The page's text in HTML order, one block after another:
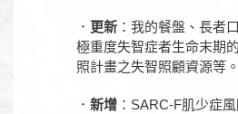
． 更新 ：我的餐盤、長者
極重度失智症者生命末期
照計畫之失智照顧資源等。
． 新增 ：SARC-F肌少症